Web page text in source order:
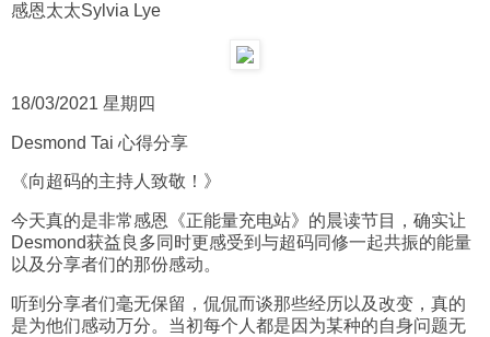
感恩太太Sylvia Lye
18/03/2021 星期四
Desmond Tai 心得分享
《向超码的主持人致敬！》
今天真的是非常感恩《正能量充电站》的晨读节目，确实让
Desmond获益良多同时更感受到与超码同修一起共振的能量
以及分享者们的那份感动。
听到分享者们毫无保留，侃侃而谈那些经历以及改变，真的
是为他们感动万分。当初每个人都是因为某种的自身问题无